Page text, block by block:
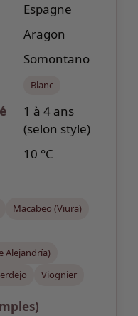
Espagne
Aragon
Somontano
Blanc
1 à 4 ans
(selon style)
10 °C
Macabeo (Viura)
Alejandría)
Viognier